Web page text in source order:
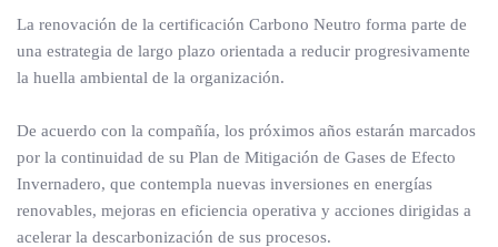
La renovación de la certificación Carbono Neutro forma parte de
una estrategia de largo plazo orientada a reducir progresivamente
la huella ambiental de la organización.
De acuerdo con la compañía, los próximos años estarán marcados
por la continuidad de su Plan de Mitigación de Gases de Efecto
Invernadero, que contempla nuevas inversiones en energías
renovables, mejoras en eficiencia operativa y acciones dirigidas a
acelerar la descarbonización de sus procesos.